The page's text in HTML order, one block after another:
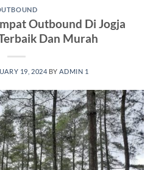
Outbound Di Jogja
Dan Murah
19, 2024 BY ADMIN 1